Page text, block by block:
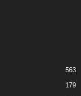
563
179